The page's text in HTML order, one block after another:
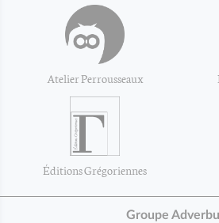
Atelier Perrousseaux
Éditions Grégoriennes
Groupe